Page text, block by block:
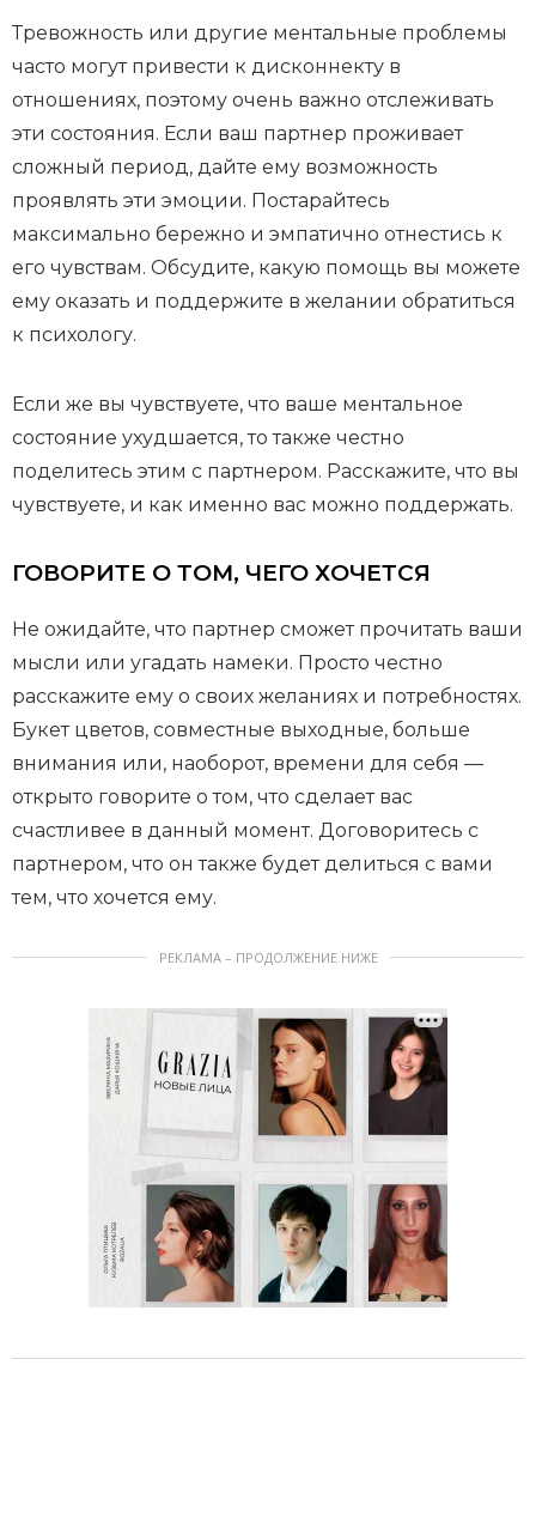
Тревожность или другие ментальные проблемы
часто могут привести к дисконнекту в
отношениях, поэтому очень важно отслеживать
эти состояния. Если ваш партнер проживает
сложный период, дайте ему возможность
проявлять эти эмоции. Постарайтесь
максимально бережно и эмпатично отнестись к
его чувствам. Обсудите, какую помощь вы можете
ему оказать и поддержите в желании обратиться
к психологу.
Если же вы чувствуете, что ваше ментальное
состояние ухудшается, то также честно
поделитесь этим с партнером. Расскажите, что вы
чувствуете, и как именно вас можно поддержать.
ГОВОРИТЕ О ТОМ, ЧЕГО ХОЧЕТСЯ
Не ожидайте, что партнер сможет прочитать ваши
мысли или угадать намеки. Просто честно
расскажите ему о своих желаниях и потребностях.
Букет цветов, совместные выходные, больше
внимания или, наоборот, времени для себя —
открыто говорите о том, что сделает вас
счастливее в данный момент. Договоритесь с
партнером, что он также будет делиться с вами
тем, что хочется ему.
РЕКЛАМА – ПРОДОЛЖЕНИЕ НИЖЕ